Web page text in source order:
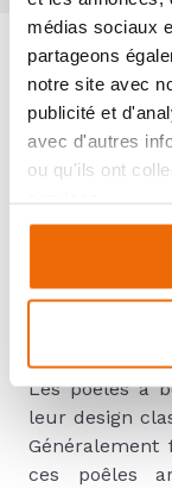
médias sociaux
partageons
notre site avec
publicité et
avec d'autres
ou qu'ils ont
à bois
Les poêles à
leur design
ces poêles